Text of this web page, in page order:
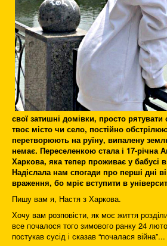
свої затишні домівки, просто
твоє місто чи село, постійно
перетворюють на руїну, випалену
немає. Переселенкою стала і 17-річна
Харкова, яка тепер проживає у бабусі
Надіслала нам спогади про перші дні
враження, бо мріє вступити в
Пишу вам я, Настя з Харкова.
Хочу вам розповісти, як моє життя
все почалося того зимового ранку 24
постукав сусід і сказав “почалася війна”...